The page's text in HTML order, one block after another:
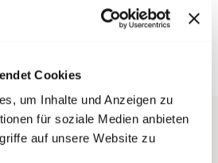
Cookies
um Inhalte und Anzeigen zu
für soziale Medien anbieten
auf unsere Website zu
besteht aus
wollen den